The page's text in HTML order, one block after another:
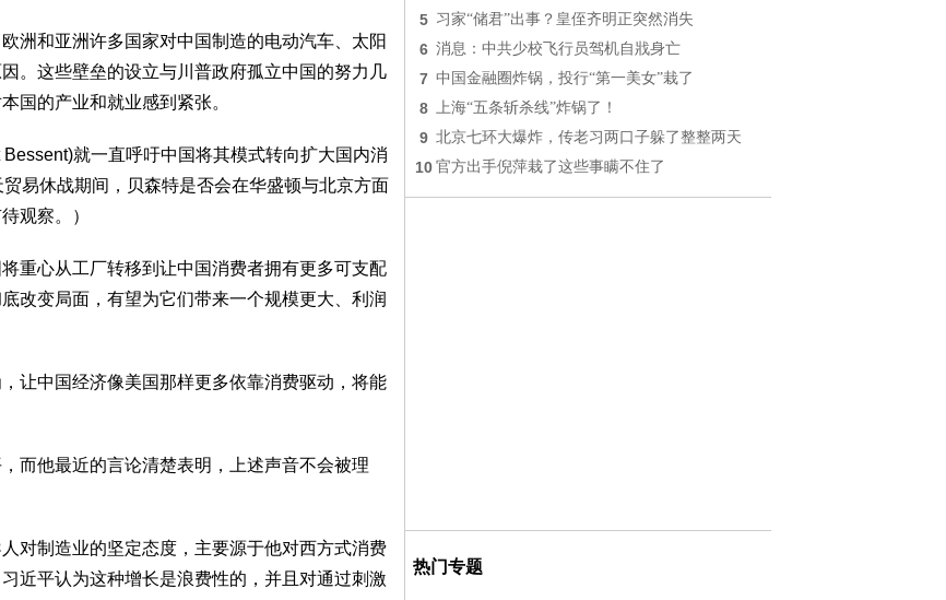
和亚洲许多国家对中国制造的电动汽车、太阳
。这些壁垒的设立与川普政府孤立中国的努力几
国的产业和就业感到紧张。
就一直呼吁中国将其模式转向扩大国内消
易休战期间，贝森特是否会在华盛顿与北京方面
观察。）
心从工厂转移到让中国消费者拥有更多可支配
改变局面，有望为它们带来一个规模更大、利润
中国经济像美国那样更多依靠消费驱动，将能
他最近的言论清楚表明，上述声音不会被理
制造业的坚定态度，主要源于他对西方式消费
近平认为这种增长是浪费性的，并且对通过刺激
5 习家“储君”出事？皇侄齐明正突然消失
6 消息：中共少校飞行员驾机自戕身亡
7 中国金融圈炸锅，投行“第一美女”栽了
8 上海“五条斩杀线”炸锅了！
9 北京七环大爆炸，传老习两口子躲了整整两天
10 官方出手倪萍栽了这些事瞒不住了
热门专题